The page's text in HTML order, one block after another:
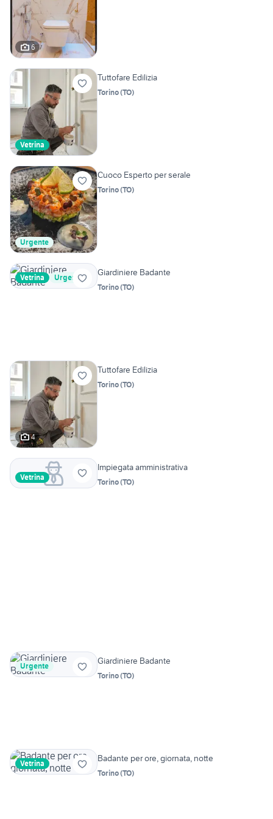
6
Vetrina
Tuttofare Edilizia
Torino(TO)
Urgente
Cuoco Esperto per serale
Torino(TO)
Vetrina Urgente Giardiniere Badante
Torino(TO)
4
Tuttofare Edilizia
Torino(TO)
Vetrina
Impiegata amministrativa
Torino(TO)
Urgente Giardiniere Badante
Torino(TO)
Vetrina Badante per ore, giornata, notte
Torino(TO)